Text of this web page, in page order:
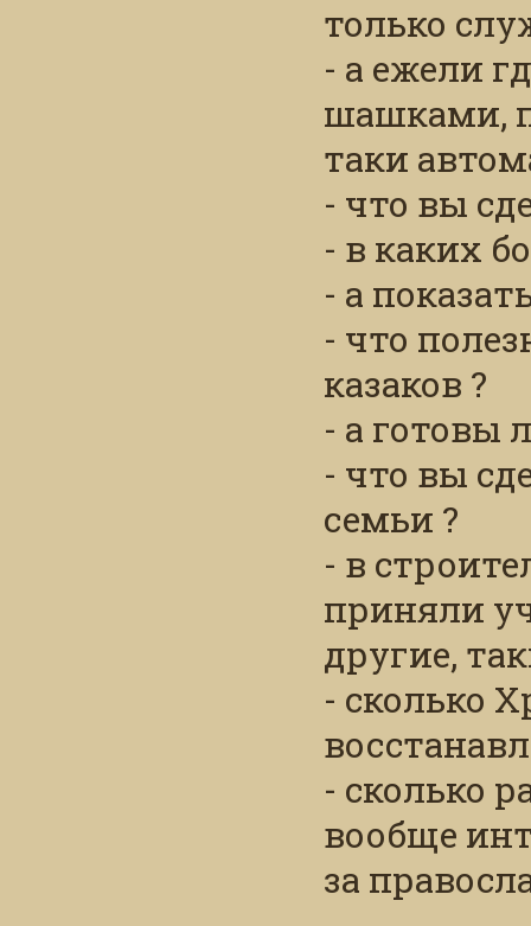
только
- а ежели
шашками,
таки
- что вы
- в каких
- а
- что
казаков ?
- а готовы
- что вы
семьи ?
- в
приняли
другие,
- сколько
- сколько
вообще
за